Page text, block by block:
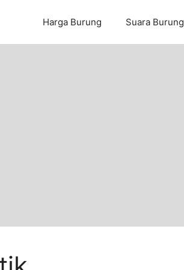
Harga Burung Suara Burung